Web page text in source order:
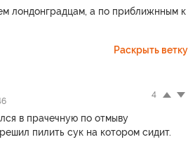
лондонградцам, а по приближнным к
Раскрыть ветку
4
в прачечную по отмыву
пилить сук на котором сидит.